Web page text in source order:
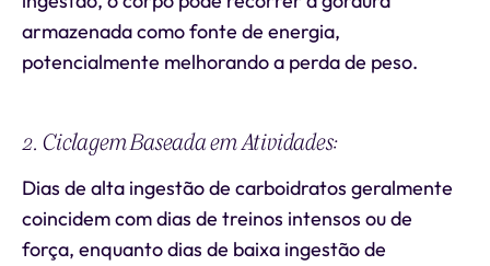
armazenada como fonte de energia,
potencialmente melhorando a perda de peso.
2. Ciclagem Baseada em Atividades:
Dias de alta ingestão de carboidratos geralmente
coincidem com dias de treinos intensos ou de
força, enquanto dias de baixa ingestão de